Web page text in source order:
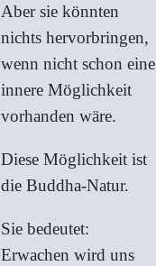
Aber sie könnten
nichts hervorbringen,
wenn nicht schon eine
innere Möglichkeit
vorhanden wäre.
Diese Möglichkeit ist
die Buddha-Natur.
Sie bedeutet:
Erwachen wird uns